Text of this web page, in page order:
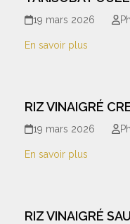
19 mars 2026
En savoir plus
RIZ VINAIGRÉ
19 mars 2026
En savoir plus
RIZ VINAIGRÉ